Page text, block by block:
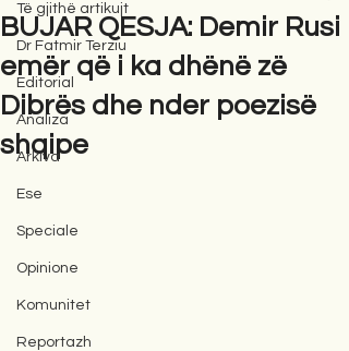
Të gjithë artikujt
Dr Fatmir Terziu
Editorial
Analiza
Arkiva
Ese
Speciale
Opinione
Komunitet
Reportazh
BUJAR QESJA: Demir Rusi
emër që i ka dhënë zë
Dibrës dhe nder poezisë
shqipe